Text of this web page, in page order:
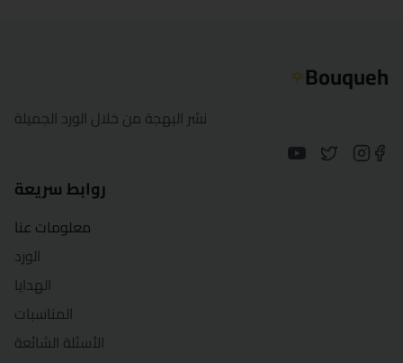
Bouqueh
🌹
نشر البهجة من خلال الورد الجميلة
روابط سريعة
معلومات عنا
الورد
الهدايا
المناسبات
الأسئلة الشائعة
كفر الشيخ
الأقصر